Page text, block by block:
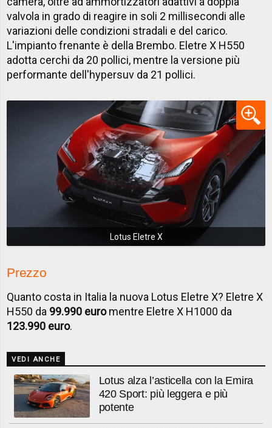
valvola in grado di reagire in soli 2 millisecondi alle
variazioni delle condizioni stradali e del carico.
L'impianto frenante è della Brembo. Eletre X H550
adotta cerchi da 20 pollici, mentre la versione più
performante dell'hypersuv da 21 pollici.
Lotus Eletre X
Prezzo
Quanto costa in Italia la nuova Lotus Eletre X? Eletre X
H550 da 99.990 euromentre Eletre X H1000 da
123.990 euro.
VEDI ANCHE
Lotus alza l’asticella con la Emira
420 Sport: più leggera e più
potente